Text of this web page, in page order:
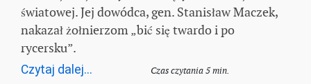
światowej. Jej dowódca, gen. Stanisław Maczek,
nakazał żołnierzom „bić się twardo i po
rycersku”.
Czytaj dalej... Czas czytania 5 min.